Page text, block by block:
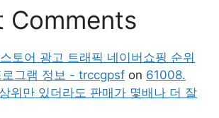
Comments
토어 광고 트래픽 네이버쇼핑 순위
로그램 정보 - trccgpsf on 61008.
위만 있더라도 판매가 몇배나 더 잘